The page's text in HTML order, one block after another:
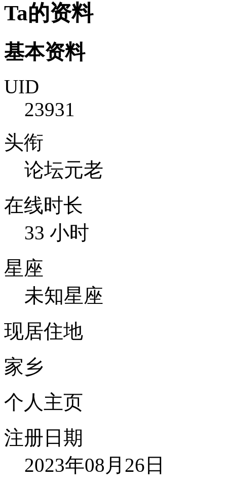
Ta的资料
基本资料
UID
23931
头衔
论坛元老
在线时长
33 小时
星座
未知星座
现居住地
家乡
个人主页
注册日期
2023年08月26日